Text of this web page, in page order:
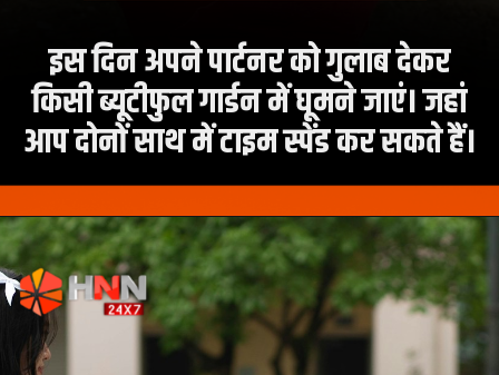
इस दिन अपने पार्टनर को गुलाब देकर
किसी ब्यूटीफुल गार्डन में घूमने जाएं। जहां
आप दोनों साथ में टाइम स्पेंड कर सकते हैं।